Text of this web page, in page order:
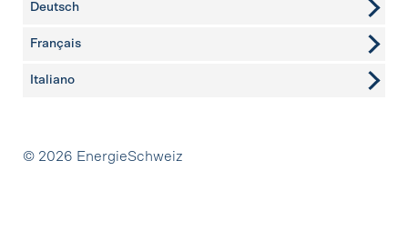
Deutsch
Français
Italiano
Partner
© 2026 EnergieSchweiz